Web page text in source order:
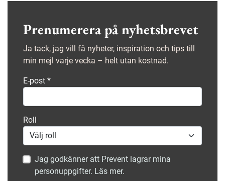
Prenumerera på nyhetsbrevet
Ja tack, jag vill få nyheter, inspiration och tips till
min mejl varje vecka – helt utan kostnad.
E-post *
Roll
Jag godkänner att Prevent lagrar mina
personuppgifter. Läs mer.